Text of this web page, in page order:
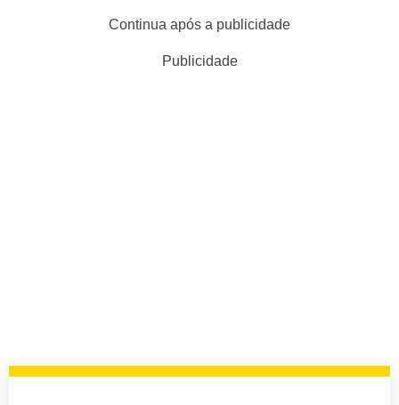
Continua após a publicidade
Publicidade